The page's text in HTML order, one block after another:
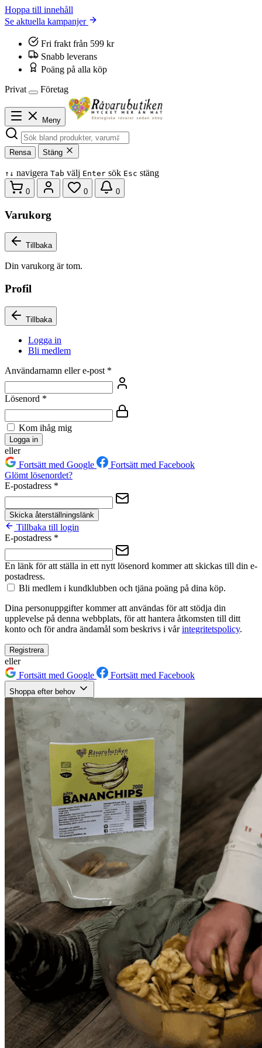
Hoppa till innehåll
Se aktuella kampanjer
Fri frakt från 599 kr
Snabb leverans
Poäng på alla köp
Privat
Företag
Meny
Rensa Stäng
↑ ↓ navigera Tab välj Enter sök Esc stäng
0 0 0
Varukorg
Tillbaka
Din varukorg är tom.
Profil
Tillbaka
Logga in
Bli medlem
Användarnamn eller e-post *
Lösenord *
Kom ihåg mig
Logga in
eller
Fortsätt med Google
Fortsätt med Facebook
Glömt lösenordet?
E-postadress *
Skicka återställningslänk
Tillbaka till login
E-postadress *
En länk för att ställa in ett nytt lösenord kommer att skickas till din e-
postadress.
Bli medlem i kundklubben och tjäna poäng på dina köp.
Dina personuppgifter kommer att användas för att stödja din
upplevelse på denna webbplats, för att hantera åtkomsten till ditt
konto och för andra ändamål som beskrivs i vårintegritetspolicy.
Registrera
eller
Fortsätt med Google
Fortsätt med Facebook
Shoppa efter behov